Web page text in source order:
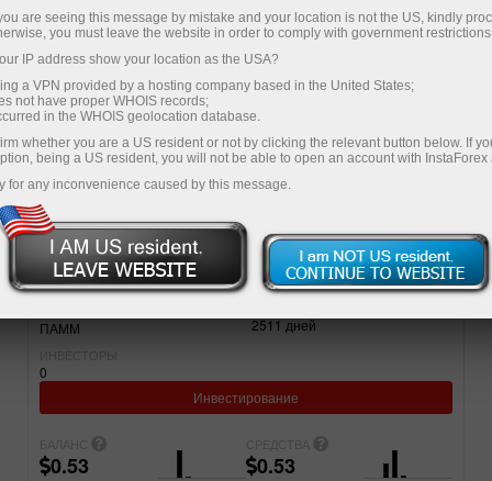
Пополнить счёт
Простой Продвинутый
СЧЕТ
80671428 SuperCycle.Info
ПАММ 2511дней
0
Инвестирование
0.53 0.53
are seeing this message by mistake and your location is not the US, kindly
you must leave the website in order to comply with government
IP address show your location as the USA?
a VPN provided by a hosting company based in the United States;
not have proper WHOIS records;
in the WHOIS geolocation database.
whether you are a US resident or not by clicking the relevant button below. If
being a US resident, you will not be able to open an account with InstaForex
for any inconvenience caused by this message.